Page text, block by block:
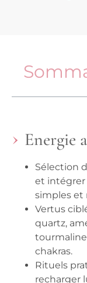
Energie
Sélection
et intégrer
simples et
Vertus
quartz,
chakras.
Rituels
recharger